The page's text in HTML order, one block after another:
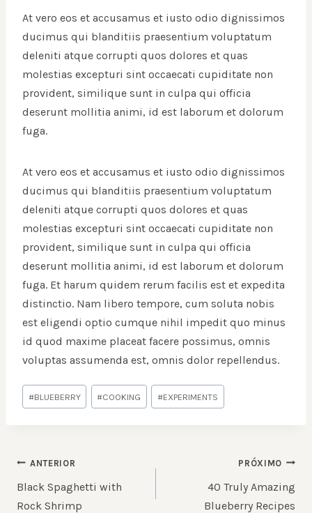
At vero eos et accusamus et iusto odio dignissimos
ducimus qui blanditiis praesentium voluptatum
deleniti atque corrupti quos dolores et quas
molestias excepturi sint occaecati cupiditate non
provident, similique sunt in culpa qui officia
deserunt mollitia animi, id est laborum et dolorum
fuga.
At vero eos et accusamus et iusto odio dignissimos
ducimus qui blanditiis praesentium voluptatum
deleniti atque corrupti quos dolores et quas
molestias excepturi sint occaecati cupiditate non
provident, similique sunt in culpa qui officia
deserunt mollitia animi, id est laborum et dolorum
fuga. Et harum quidem rerum facilis est et expedita
distinctio. Nam libero tempore, cum soluta nobis
est eligendi optio cumque nihil impedit quo minus
id quod maxime placeat facere possimus, omnis
voluptas assumenda est, omnis dolor repellendus.
#BLUEBERRY #COOKING #EXPERIMENTS
ANTERIOR
Black Spaghetti with
Rock Shrimp
PRÓXIMO
40 Truly Amazing
Blueberry Recipes